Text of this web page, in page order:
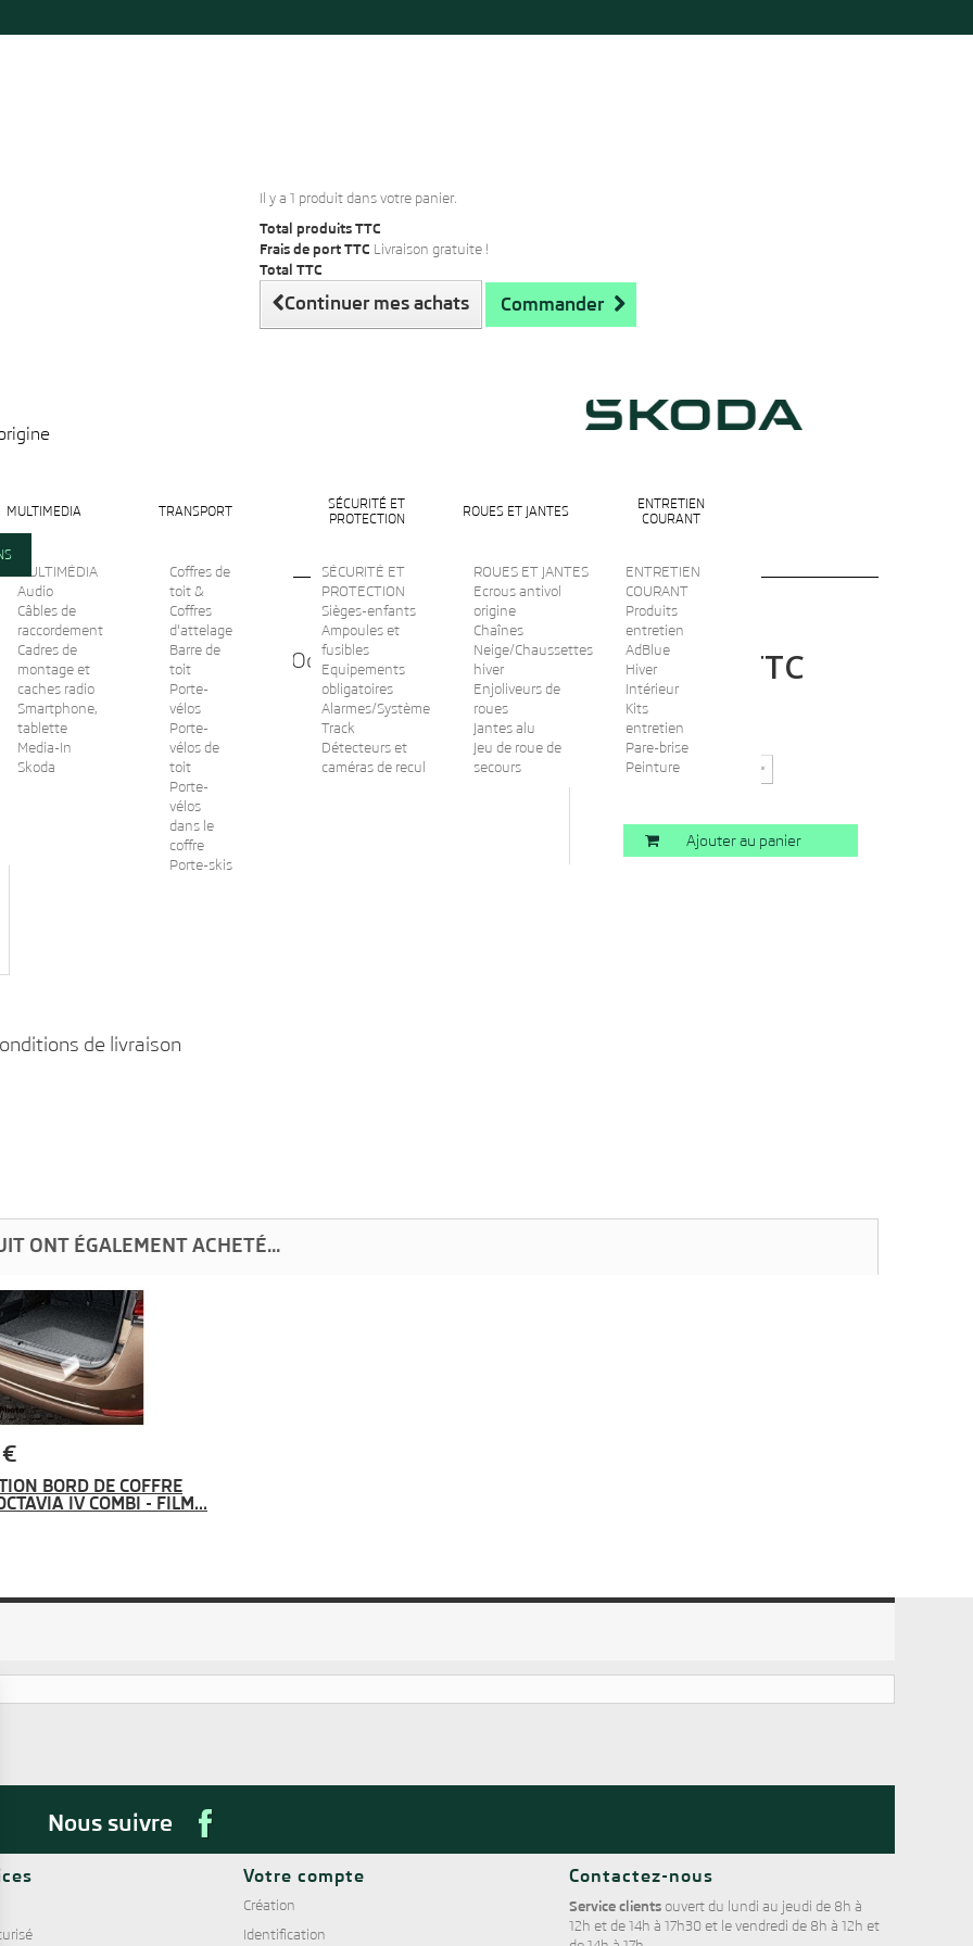
Il y a 1 produit dans votre panier.
Total produits TTC
Frais de port TTC Livraison gratuite !
Total TTC
Continuer mes achats Commander
MULTIMEDIA
MULTIMÉDIA
Audio
Câbles de
raccordement
Cadres de
montage et
caches radio
Smartphone,
tablette
Media-In
Skoda
TRANSPORT
Coffres de
toit &
Coffres
d'attelage
Barre de
toit
Porte-
vélos
Porte-
vélos de
toit
Porte-
vélos
dans le
coffre
Porte-skis
SÉCURITÉ ET
PROTECTION
SÉCURITÉ ET
PROTECTION
Sièges-enfants
Ampoules et
fusibles
Equipements
obligatoires
Alarmes/Système
Track
Détecteurs et
caméras de recul
ROUES ET JANTES
ROUES ET JANTES
Ecrous antivol
origine
Chaînes
Neige/Chaussettes
hiver
Enjoliveurs de
roues
Jantes alu
Jeu de roue de
secours
ENTRETIEN
COURANT
ENTRETIEN
COURANT
Produits
entretien
AdBlue
Hiver
Intérieur
Kits
entretien
Pare-brise
Peinture
Tapis de coffre réversible Octavia combi 2020-
État : Nouveau
93,00 € TTC
Quantité
Ajouter au panier
de livraison
ONT ÉGALEMENT ACHETÉ...
BORD DE COFFRE
IV COMBI - FILM...
Nous suivre
Votre compte
Création
Identification
Contactez-nous
Service clients ouvert du lundi au jeudi de 8h à
12h et de 14h à 17h30 et le vendredi de 8h à 12h et